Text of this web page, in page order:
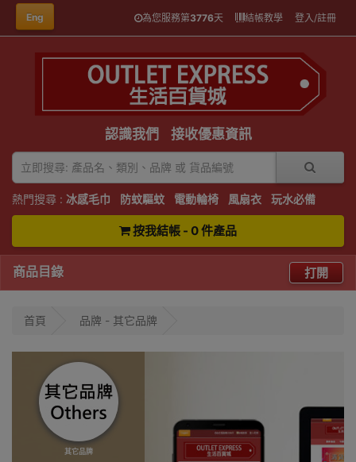
Eng 為您服務第3776天 結帳教學 登入/註冊
認識我們 接收優惠資訊
熱門搜尋 : 冰感毛巾 防蚊驅蚊 電動輪椅 風扇衣 玩水必備
按我結帳 - 0 件產品
商品目錄 打開
首頁 品牌 - 其它品牌
其它品牌